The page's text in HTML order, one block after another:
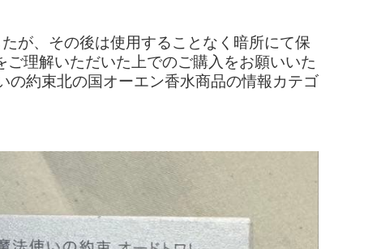
が、その後は使用することなく暗所にて保
理解いただいた上でのご購入をお願いいた
の約束北の国オーエン香水商品の情報カテゴ